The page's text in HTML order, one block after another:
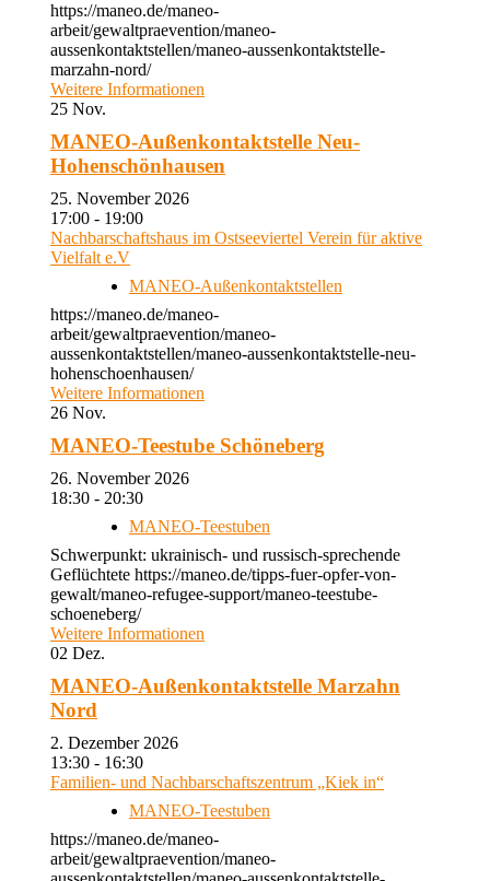
https://maneo.de/maneo-
arbeit/gewaltpraevention/maneo-
aussenkontaktstellen/maneo-aussenkontaktstelle-
marzahn-nord/
Weitere Informationen
25 Nov.
MANEO-Außenkontaktstelle Neu-
Hohenschönhausen
25. November 2026
17:00 - 19:00
Nachbarschaftshaus im Ostseeviertel Verein für aktive
Vielfalt e.V
MANEO-Außenkontaktstellen
https://maneo.de/maneo-
arbeit/gewaltpraevention/maneo-
aussenkontaktstellen/maneo-aussenkontaktstelle-neu-
hohenschoenhausen/
Weitere Informationen
26 Nov.
MANEO-Teestube Schöneberg
26. November 2026
18:30 - 20:30
MANEO-Teestuben
Schwerpunkt: ukrainisch- und russisch-sprechende
Geflüchtete https://maneo.de/tipps-fuer-opfer-von-
gewalt/maneo-refugee-support/maneo-teestube-
schoeneberg/
Weitere Informationen
02 Dez.
MANEO-Außenkontaktstelle Marzahn
Nord
2. Dezember 2026
13:30 - 16:30
Familien- und Nachbarschaftszentrum „Kiek in“
MANEO-Teestuben
https://maneo.de/maneo-
arbeit/gewaltpraevention/maneo-